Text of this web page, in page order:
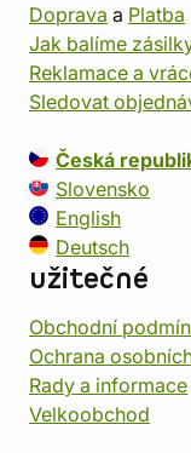
Doprava a Platba
Jak balíme
Reklamace a
Sledovat
Česká
Slovensko
English
Deutsch
užitečné
Obchodní
Ochrana
Rady a informace
Velkoobchod